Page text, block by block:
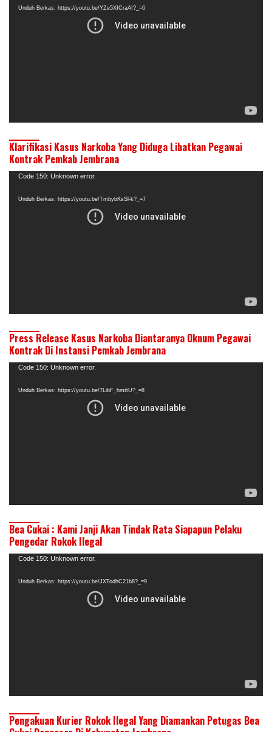
Unduh Berkas: https://youtu.be/YZe5XICraAI?_=6
Klarifikasi Kasus Narkoba Yang Diduga Libatkan Pegawai
Kontrak Pemkab Jembrana
Pemutar
Code 150: Unknown error.
Unduh Berkas: https://youtu.be/TmbybKsSl-k?_=7
Press Release Kasus Narkoba Diantaranya Oknum Pegawai
Kontrak Di Instansi Pemkab Jembrana
Pemutar
Code 150: Unknown error.
Unduh Berkas: https://youtu.be/7LibF_hmttU?_=8
Bea Cukai : Kami Janji Akan Tindak Rata Siapapun Pelaku
Pengedar Rokok Ilegal
Pemutar
Code 150: Unknown error.
Unduh Berkas: https://youtu.be/JXTodhC21b8?_=9
Pengakuan Kurier Rokok Ilegal Yang Diamankan Petugas Bea